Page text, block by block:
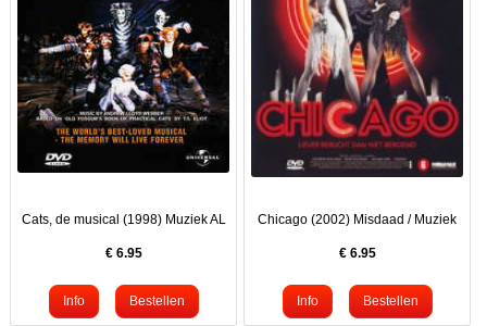
Cats, de musical (1998) Muziek AL
€ 6.95
Chicago (2002) Misdaad / Muziek
€ 6.95